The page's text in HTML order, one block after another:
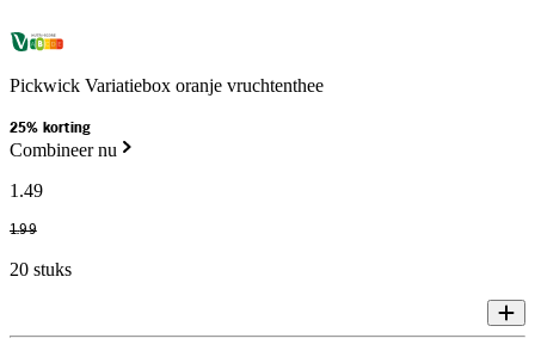
Pickwick Variatiebox oranje vruchtenthee
25% korting
Combineer nu
1.49
1.99
20 stuks